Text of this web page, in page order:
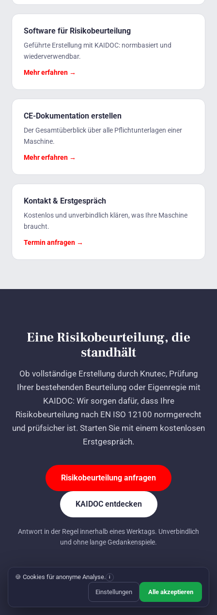
Software für Risikobeurteilung
Geführte Erstellung mit KAIDOC: normbasiert und
wiederverwendbar.
Mehr erfahren →
CE-Dokumentation erstellen
Der Gesamtüberblick über alle Pflichtunterlagen einer
Maschine.
Mehr erfahren →
Kontakt & Erstgespräch
Kostenlos und unverbindlich klären, was Ihre Maschine
braucht.
Termin anfragen →
Eine Risikobeurteilung, die
standhält
Ob vollständige Erstellung durch Knutec, Prüfung
Ihrer bestehenden Beurteilung oder Eigenregie mit
KAIDOC: Wir sorgen dafür, dass Ihre
Risikobeurteilung nach EN ISO 12100 normgerecht
und prüfsicher ist. Starten Sie mit einem kostenlosen
Erstgespräch.
Risikobeurteilung anfragen
KAIDOC entdecken
Antwort in der Regel innerhalb eines Werktags. Unverbindlich
und ohne lange Gedankenspiele.
🍪 Cookies für anonyme Analyse. i
Einstellungen Alle akzeptieren